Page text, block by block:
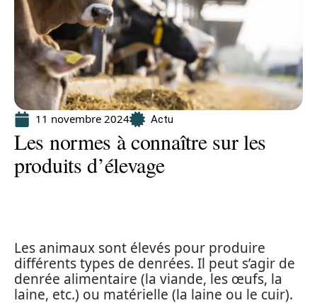
11 novembre 2024 Actu
Les normes à connaître sur les
produits d’élevage
Les animaux sont élevés pour produire
différents types de denrées. Il peut s’agir de
denrée alimentaire (la viande, les œufs, la
laine, etc.) ou matérielle (la laine ou le cuir).